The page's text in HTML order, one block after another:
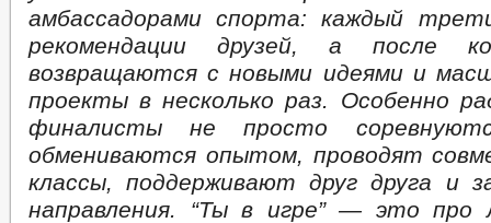
амбассадорами спорта: каждый
рекомендации друзей, а после
возвращаются с новыми идеями и
проекты в несколько раз. Особенно
финалисты не просто
обмениваются опытом, проводят
классы, поддерживают друг друга и
направления. “Ты в игре” — это про